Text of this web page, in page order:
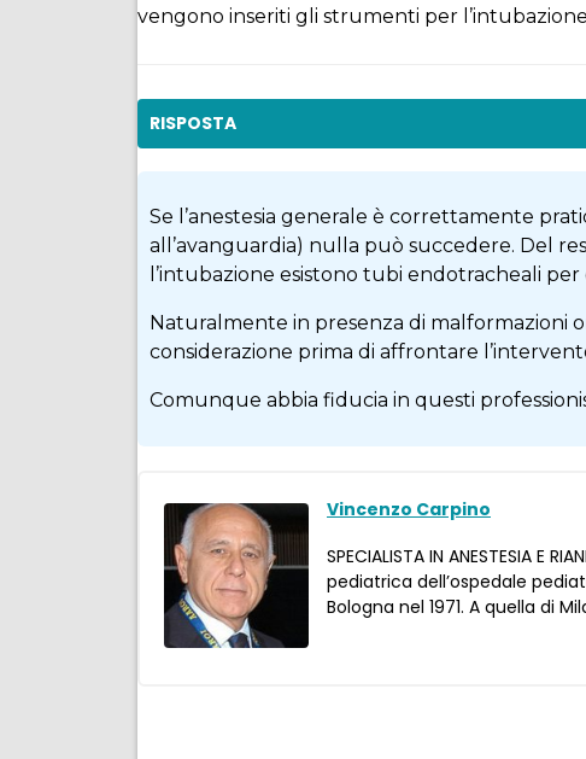
vengono inseriti gli strumenti per
RISPOSTA
Se l’anestesia generale è correttamente
all’avanguardia) nulla può succedere. Del
l’intubazione esistono tubi endotracheali
Naturalmente in presenza di malformazioni
considerazione prima di affrontare
Comunque abbia fiducia in questi
Vincenzo Carpino
SPECIALISTA IN ANESTESIA E
pediatrica dell’ospedale
Bologna nel 1971. A quella di